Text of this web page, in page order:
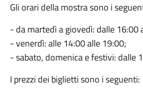
Gli orari della mostra sono i
- da martedì a giovedì: dalle 16:00
- venerdì: alle 14:00 alle 19:00;
- sabato, domenica e festivi: dalle
I prezzi dei biglietti sono i seguenti: